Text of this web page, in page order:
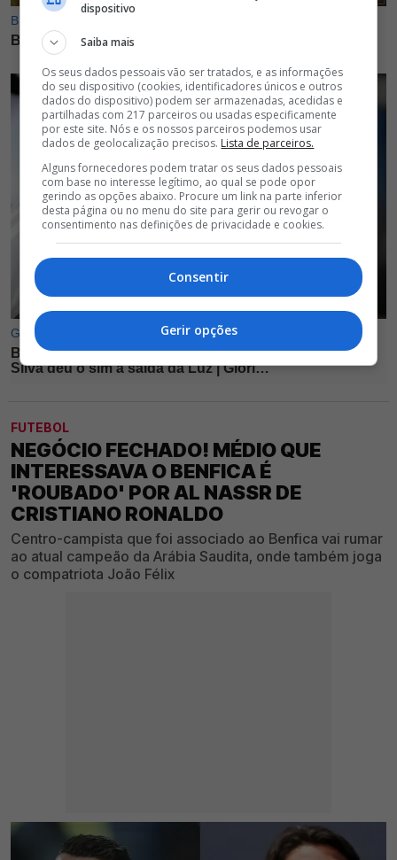
FUTEBOL
NEGÓCIO FECHADO! MÉDIO QUE
INTERESSAVA O BENFICA É
'ROUBADO' POR AL NASSR DE
CRISTIANO RONALDO
Centro-campista que foi associado ao Benfica vai rumar
ao atual campeão da Arábia Saudita, onde também joga
o compatriota João Félix
dispositivo
Saiba mais
Os seus dados pessoais vão ser tratados, e as informações
do seu dispositivo (cookies, identificadores únicos e outros
dados do dispositivo) podem ser armazenadas, acedidas e
partilhadas com 217 parceiros ou usadas especificamente
por este site. Nós e os nossos parceiros podemos usar
dados de geolocalização precisos. Lista de parceiros.
Alguns fornecedores podem tratar os seus dados pessoais
com base no interesse legítimo, ao qual se pode opor
gerindo as opções abaixo. Procure um link na parte inferior
desta página ou no menu do site para gerir ou revogar o
consentimento nas definições de privacidade e cookies.
Consentir
Gerir opções